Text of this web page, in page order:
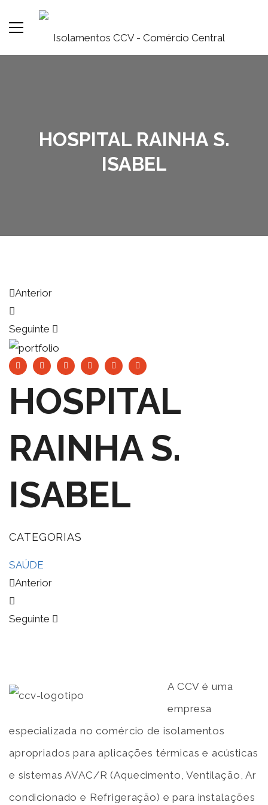
HOSPITAL RAINHA S.
ISABEL
Anterior
Seguinte
HOSPITAL
RAINHA S.
ISABEL
CATEGORIAS
SAÚDE
Anterior
Seguinte
A CCV é uma
empresa
especializada no comércio de isolamentos
apropriados para aplicações térmicas e acústicas
e sistemas AVAC/R (Aquecimento, Ventilação, Ar
condicionado e Refrigeração) e para instalações